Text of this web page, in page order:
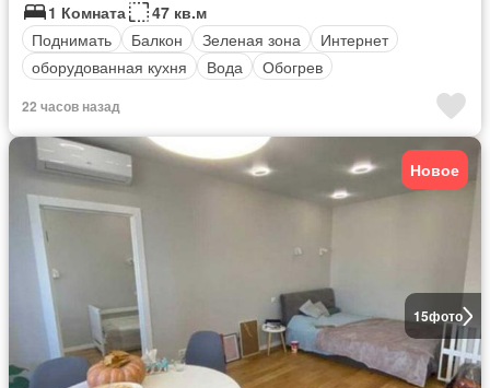
1 Комната
47 кв.м
Поднимать
Балкон Зеленая зона
Интернет
оборудованная кухня
Вода Обогрев
22 часов назад
15фото
Новое